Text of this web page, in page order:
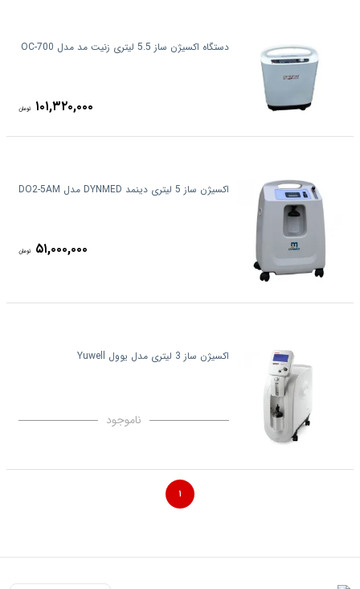
دستگاه اکسیژن ساز 5.5 لیتری زنیت مد مدل OC-700
۱۰۱,۳۲۰,۰۰۰ تومان
اکسیژن ساز 5 لیتری دینمد DYNMED مدل DO2-5AM
۵۱,۰۰۰,۰۰۰ تومان
اکسیژن ساز 3 لیتری مدل یوول Yuwell
ناموجود
۱